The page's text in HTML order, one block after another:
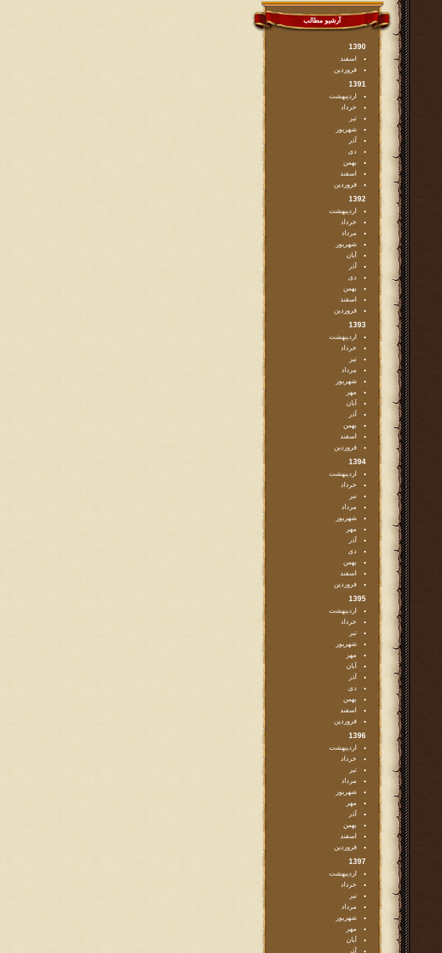
آرشیو مطالب
1390
اسفند
فروردین
1391
اردیبهشت
خرداد
تیر
شهریور
آذر
دی
بهمن
اسفند
فروردین
1392
اردیبهشت
خرداد
مرداد
شهریور
آبان
آذر
دی
بهمن
اسفند
فروردین
1393
اردیبهشت
خرداد
تیر
مرداد
شهریور
مهر
آبان
آذر
بهمن
اسفند
فروردین
1394
اردیبهشت
خرداد
تیر
مرداد
شهریور
مهر
آذر
دی
بهمن
اسفند
فروردین
1395
اردیبهشت
خرداد
تیر
شهریور
مهر
آبان
آذر
دی
بهمن
اسفند
فروردین
1396
اردیبهشت
خرداد
تیر
مرداد
شهریور
مهر
آذر
بهمن
اسفند
فروردین
1397
اردیبهشت
خرداد
تیر
مرداد
شهریور
مهر
آبان
آذر